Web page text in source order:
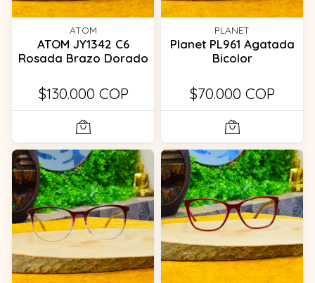
ATOM
ATOM JY1342 C6
Rosada Brazo Dorado
$130.000 COP
PLANET
Planet PL961 Agatada
Bicolor
$70.000 COP